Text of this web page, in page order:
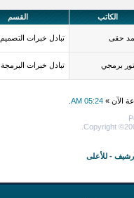
الكاتب القسم
حقى تبادل خبرات التصميم
برمجي تبادل خبرات البرمجة
الآن » 05:24 AM
Copyright
- للأعلى